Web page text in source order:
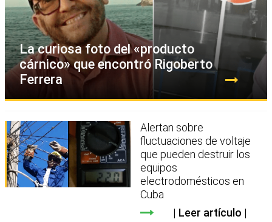
La curiosa foto del «producto
cárnico» que encontró Rigoberto
Ferrera
Alertan sobre
fluctuaciones de voltaje
que pueden destruir los
equipos
electrodomésticos en
Cuba
Leer artículo